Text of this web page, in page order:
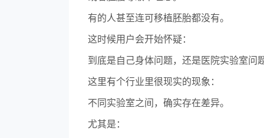
有的人甚至连可移植胚胎都没有。
这时候用户会开始怀疑：
到底是自己身体问题，还是医院实验室问
这里有个行业里很现实的现象：
不同实验室之间，确实存在差异。
尤其是：